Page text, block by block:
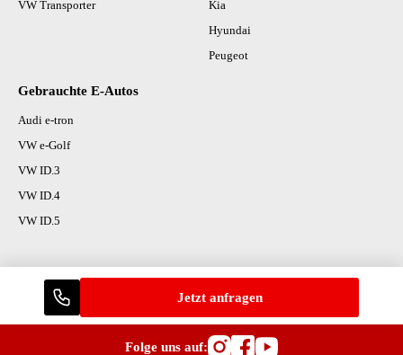
VW Transporter
Kia
Hyundai
Peugeot
Gebrauchte E-Autos
Audi e-tron
VW e-Golf
VW ID.3
VW ID.4
VW ID.5
Jetzt anfragen
Folge uns auf: